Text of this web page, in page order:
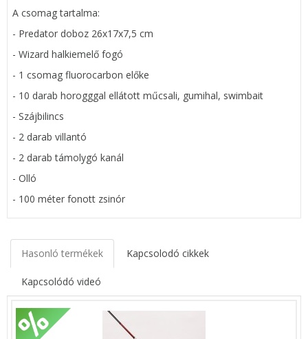
A csomag tartalma:
- Predator doboz 26x17x7,5 cm
- Wizard halkiemelő fogó
- 1 csomag fluorocarbon előke
- 10 darab horogggal ellátott műcsali, gumihal, swimbait
- Szájbilincs
- 2 darab villantó
- 2 darab támolygó kanál
- Olló
- 100 méter fonott zsinór
Hasonló termékek Kapcsolodó cikkek
Kapcsolódó videó